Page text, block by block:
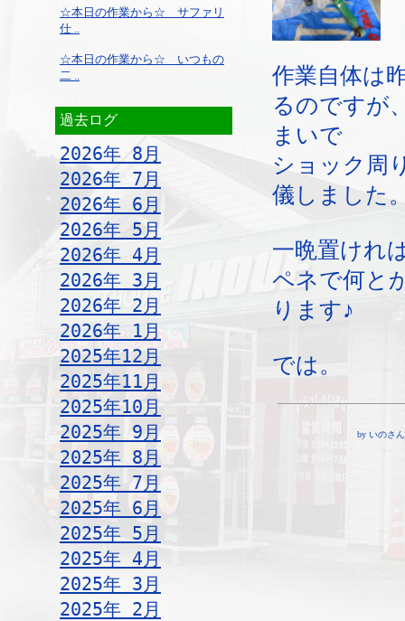
☆本日の作業から☆ サファリ
仕 ..
☆本日の作業から☆ いつもの
二 ..
過去ログ
2026年 8月
2026年 7月
2026年 6月
2026年 5月
2026年 4月
2026年 3月
2026年 2月
2026年 1月
2025年12月
2025年11月
2025年10月
2025年 9月
2025年 8月
2025年 7月
2025年 6月
2025年 5月
2025年 4月
2025年 3月
2025年 2月
作業自体は
るのですが
まいで
ショック周
儀しました
一晩置けれ
ペネで何と
ります♪
では。
by いのさん